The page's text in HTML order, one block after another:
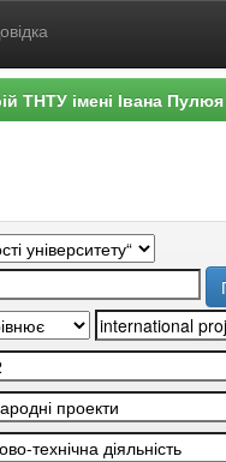
ТНТУ імені Івана Пулюя